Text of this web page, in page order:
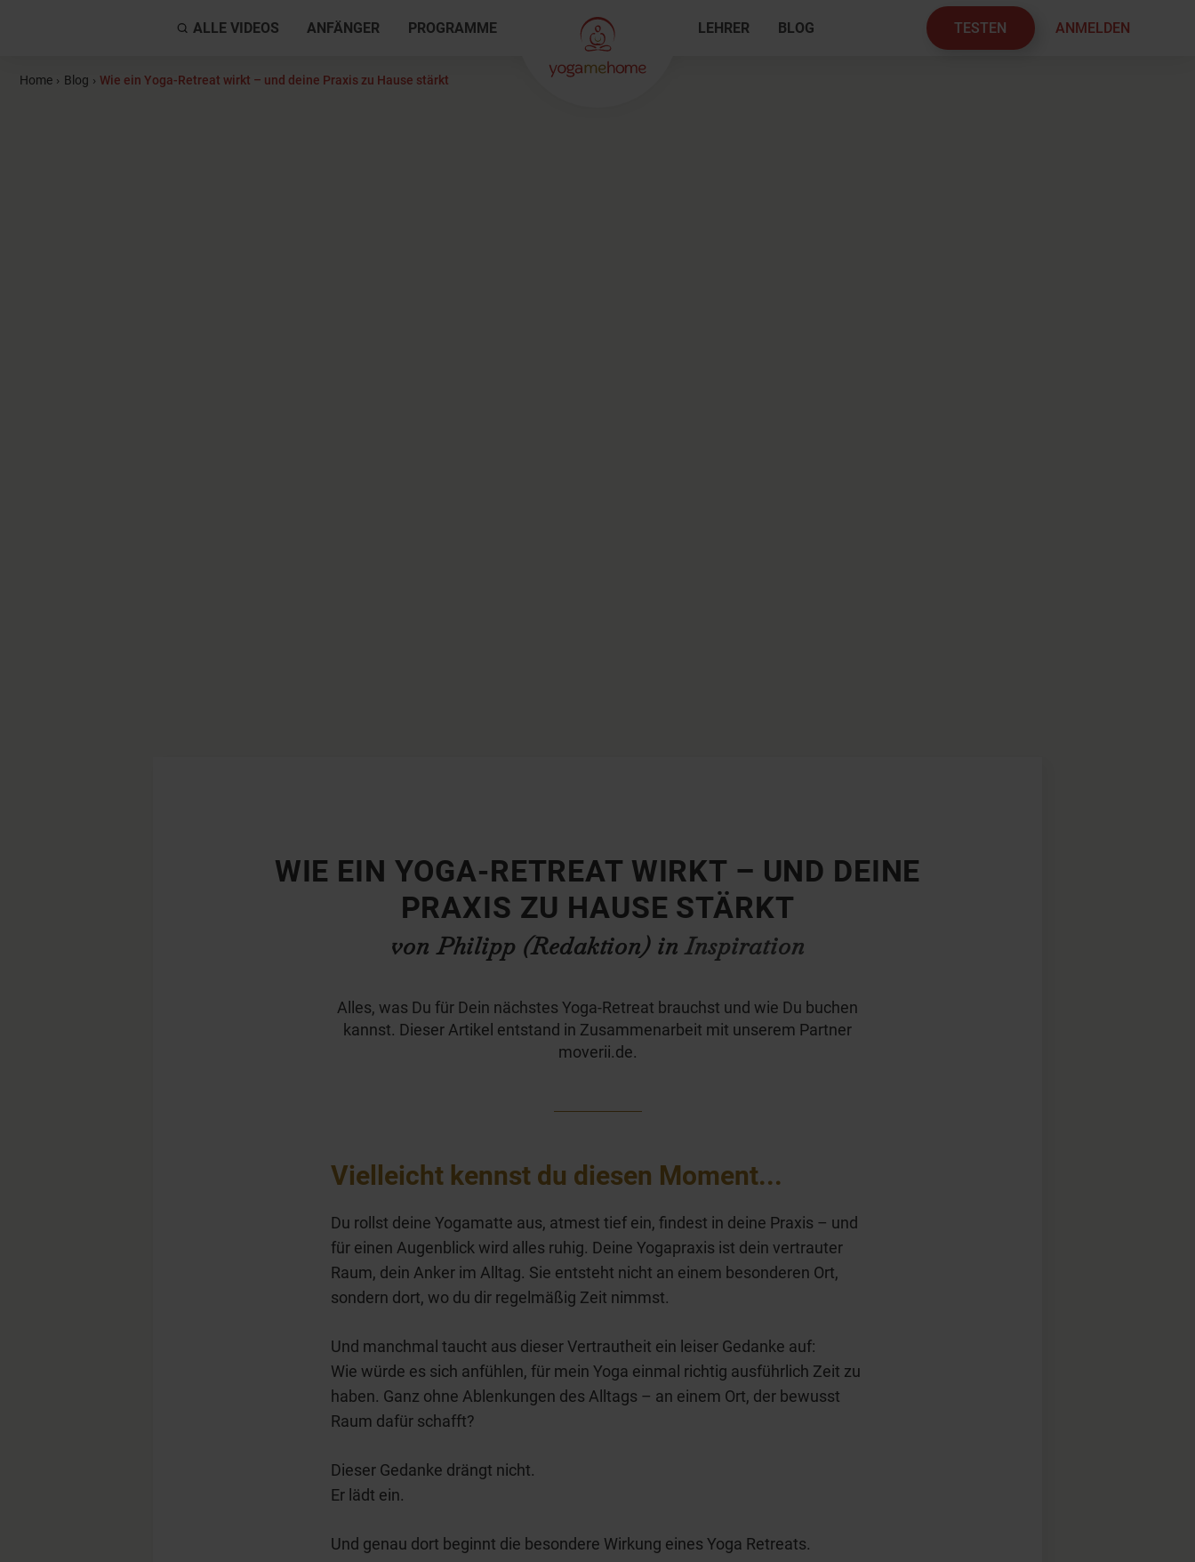
ALLE VIDEOS ANFÄNGER PROGRAMME LEHRER BLOG TESTEN ANMELDEN
Home › Blog › Wie ein Yoga-Retreat wirkt – und deine Praxis zu Hause stärkt
WIE EIN YOGA-RETREAT WIRKT – UND DEINE
PRAXIS ZU HAUSE STÄRKT
von Philipp (Redaktion) inInspiration
Alles, was Du für Dein nächstes Yoga-Retreat brauchst und wie Du buchen
kannst. Dieser Artikel entstand in Zusammenarbeit mit unserem Partner
moverii.de.
Vielleicht kennst du diesen Moment...
Du rollst deine Yogamatte aus, atmest tief ein, findest in deine Praxis – und
für einen Augenblick wird alles ruhig. Deine Yogapraxis ist dein vertrauter
Raum, dein Anker im Alltag. Sie entsteht nicht an einem besonderen Ort,
sondern dort, wo du dir regelmäßig Zeit nimmst.
Und manchmal taucht aus dieser Vertrautheit ein leiser Gedanke auf:
Wie würde es sich anfühlen, für mein Yoga einmal richtig ausführlich Zeit zu
haben. Ganz ohne Ablenkungen des Alltags – an einem Ort, der bewusst
Raum dafür schafft?
Dieser Gedanke drängt nicht.
Er lädt ein.
Und genau dort beginnt die besondere Wirkung eines Yoga Retreats.